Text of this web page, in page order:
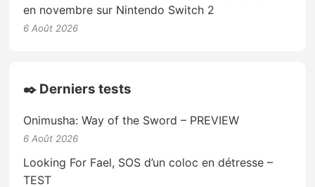
en novembre sur Nintendo Switch 2
6 Août 2026
✒️ Derniers tests
Onimusha: Way of the Sword – PREVIEW
6 Août 2026
Looking For Fael, SOS d’un coloc en détresse –
TEST